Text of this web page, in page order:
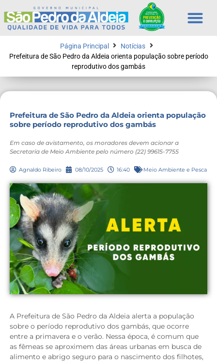
Página Principal
Notícias
Prefeitura de São Pedro da Aldeia orienta população sobre período
reprodutivo dos gambás
Prefeitura de São Pedro da Aldeia orienta população
sobre período reprodutivo dos gambás
Em caso de avistamento, os moradores devem acionar a
Secretaria de Meio Ambiente pelo número (22) 99615-7755
Agnaldo Ribeiro 08/10/2025 16:40 Meio Ambiente e Pesca
A Prefeitura de São Pedro da Aldeia alerta a população
sobre o período reprodutivo dos gambás, que ocorre
entre a primavera e o verão. Nessa época, é comum que
as fêmeas se aproximem das áreas urbanas em busca de
alimento e abrigo seguro para o nascimento dos filhotes,